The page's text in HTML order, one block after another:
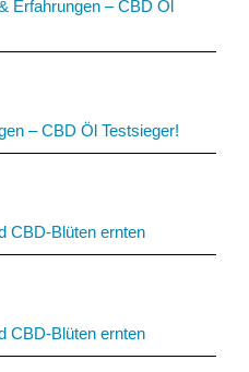
Erfahrungen – CBD Öl
– CBD Öl Testsieger!
CBD-Blüten ernten
CBD-Blüten ernten